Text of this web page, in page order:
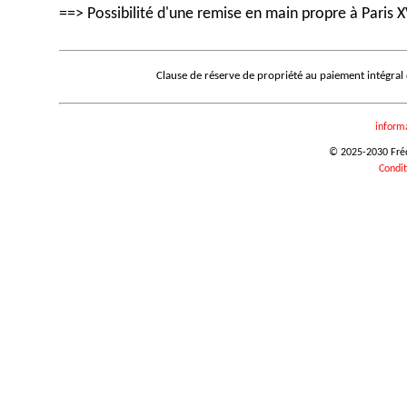
==> Possibilité d'une remise en main propre à Paris
Clause de réserve de propriété au paiement
© 2025-2030